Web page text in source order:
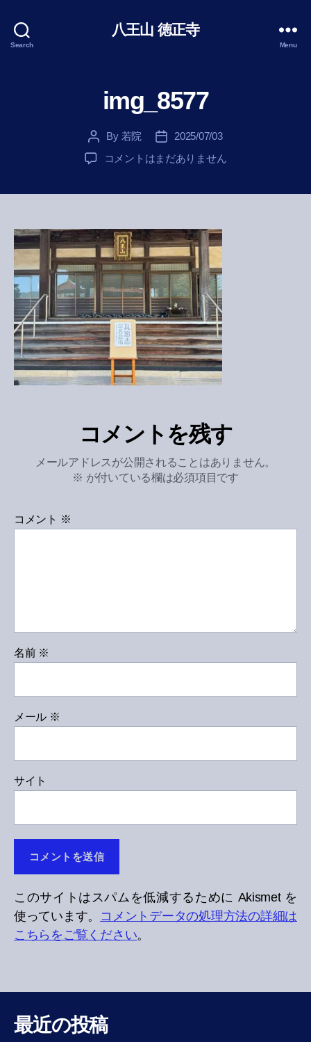
Search
八王山 徳正寺
Menu
img_8577
Post
author
By 若院
Post
date
2025/07/03
img_8577
コメントはまだありません
コメントを残す
メールアドレスが公開されることはありません。
※ が付いている欄は必須項目です
コメント ※
名前 ※
メール ※
サイト
このサイトはスパムを低減するために Akismet を
使っています。 コメントデータの処理方法の詳細は
こちらをご覧ください。
最近の投稿